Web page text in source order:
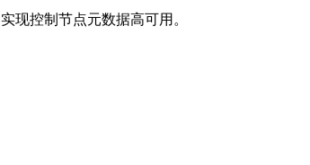
现控制节点元数据高可用。